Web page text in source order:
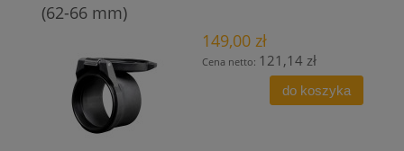
(62-66 mm)
149,00 zł
Cena netto: 121,14 zł
do koszyka